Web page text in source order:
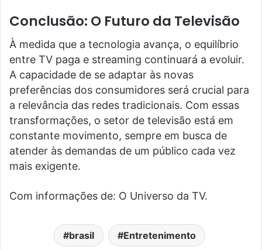
Conclusão: O Futuro da Televisão
À medida que a tecnologia avança, o equilíbrio
entre TV paga e streaming continuará a evoluir.
A capacidade de se adaptar às novas
preferências dos consumidores será crucial para
a relevância das redes tradicionais. Com essas
transformações, o setor de televisão está em
constante movimento, sempre em busca de
atender às demandas de um público cada vez
mais exigente.
Com informações de: O Universo da TV.
brasil Entretenimento